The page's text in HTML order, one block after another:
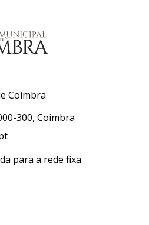
Coimbra
300, Coimbra
para a rede fixa